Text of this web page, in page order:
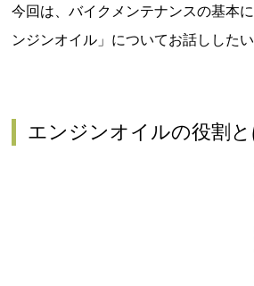
今回は、バイクメンテナンスの基本
ンジンオイル」についてお話ししたい
エンジンオイルの役割と